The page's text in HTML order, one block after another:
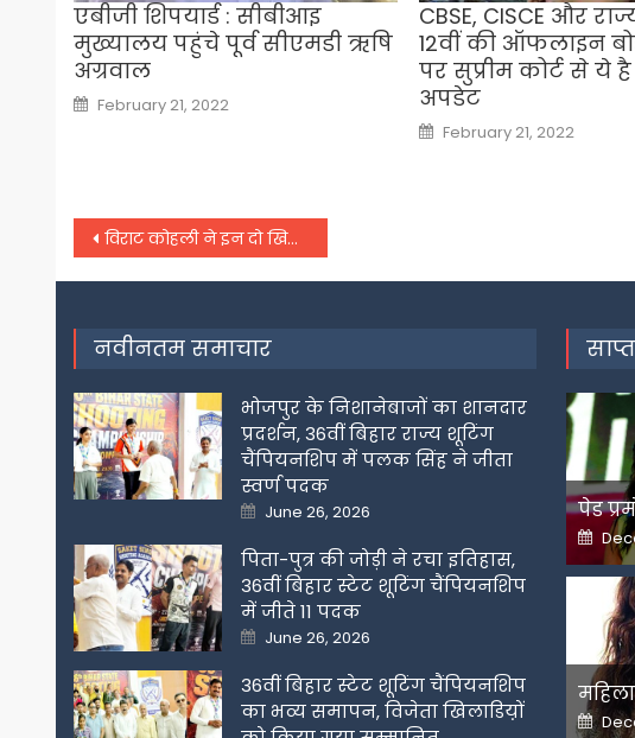
एबीजी शिपयार्ड : सीबीआइ
मुख्यालय पहुंचे पूर्व सीएमडी ऋषि
अग्रवाल
Posted
on
February 21, 2022
CBSE, CISCE और
12वीं की ऑफलाइन
पर सुप्रीम कोर्ट से ये
अपडेट
Posted
on
February 21, 2022
Post
navigation
विराट कोहली ने इन दो खिलाड़ियों को आइपीएल का सबसे ट्रांसफारमेटिव प्लेयर बताया
नवीनतम समाचार
भोजपुर के निशानेबाजों का शानदार
प्रदर्शन, 36वीं बिहार राज्य शूटिंग
चैंपियनशिप में पलक सिंह ने जीता
स्वर्ण पदक
Posted
on
June 26, 2026
पिता-पुत्र की जोड़ी ने रचा इतिहास,
36वीं बिहार स्टेट शूटिंग चैंपियनशिप
में जीते 11 पदक
Posted
on
June 26, 2026
36वीं बिहार स्टेट शूटिंग चैंपियनशिप
का भव्य समापन, विजेता खिलाडिय़ों
on
on